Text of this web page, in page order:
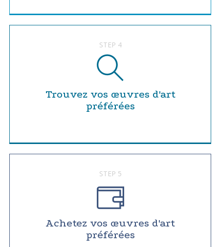
STEP 4
Trouvez vos œuvres d'art
préférées
STEP 5
Achetez vos œuvres d'art
préférées